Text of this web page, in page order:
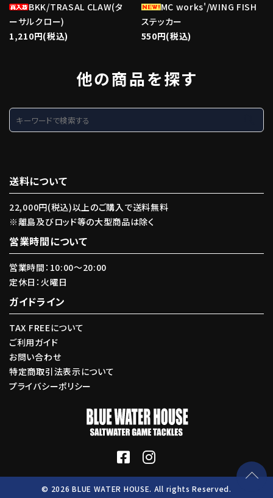
BKK/TRASAL CLAW(タ
ーサルクロー)
1,210円(税込)
MC works'/WING FISH
ステッカー
550円(税込)
他の商品を探す
送料について
22,000円(税込)以上のご購入で送料無料
※離島及びロッド等の大型商品は除く
営業時間について
営業時間：10:00〜20:00
定休日：火曜日
ガイドライン
TAX FREEについて
ご利用ガイド
お問い合わせ
特定商取引法表示について
プライバシーポリシー
© 2026 BLUE WATER HOUSE. All rights Reserved.